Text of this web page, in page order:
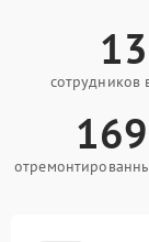
13
сотрудников